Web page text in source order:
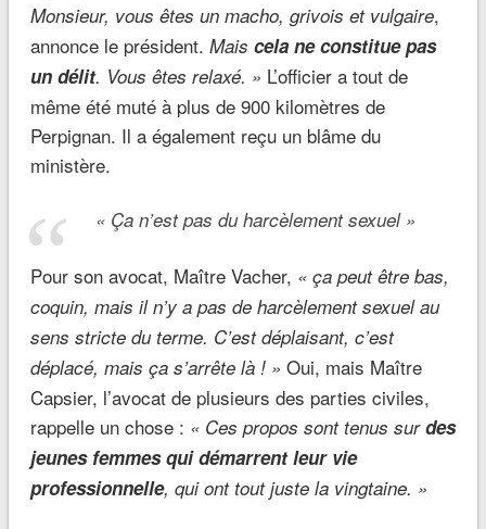
Monsieur, vous êtes un macho, grivois et vulgaire,
annonce le président. Mais cela ne constitue pas
un délit. Vous êtes relaxé. » L’officier a tout de
même été muté à plus de 900 kilomètres de
Perpignan. Il a également reçu un blâme du
ministère.
« Ça n’est pas du harcèlement sexuel »
Pour son avocat, Maître Vacher, « ça peut être bas,
coquin, mais il n’y a pas de harcèlement sexuel au
sens stricte du terme. C’est déplaisant, c’est
déplacé, mais ça s’arrête là ! » Oui, mais Maître
Capsier, l’avocat de plusieurs des parties civiles,
rappelle un chose : « Ces propos sont tenus surdes
jeunes femmes qui démarrent leur vie
professionnelle, qui ont tout juste la vingtaine. »